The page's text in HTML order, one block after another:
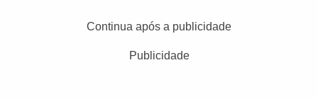
Continua após a publicidade
Publicidade